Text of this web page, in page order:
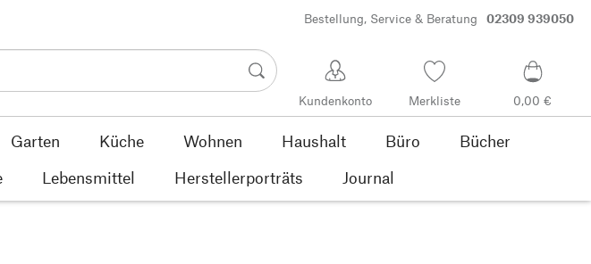
Bestellung, Service & Beratung 02309 939050
Kundenkonto Merkliste 0,00 €
Garten Küche Wohnen Haushalt Büro
Bücher
Lebensmittel Herstellerporträts Journal